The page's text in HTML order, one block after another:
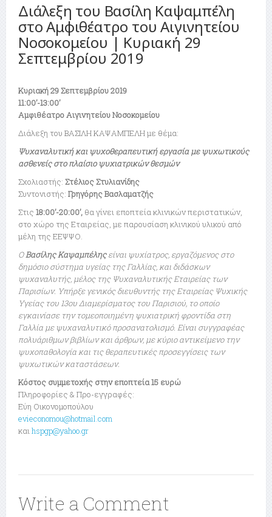
Διάλεξη του Βασίλη Καψαμπέλη
στο Αμφιθέατρο του Αιγινητείου
Νοσοκομείου | Κυριακή 29
Σεπτεμβρίου 2019
Κυριακή 29 Σεπτεμβρίου 2019
11:00’-13:00’
Αμφιθέατρο Αιγινητείου Νοσοκομείου
Διάλεξη του ΒΑΣΙΛΗ ΚΑΨΑΜΠΕΛΗ με θέμα:
Ψυχαναλυτική και ψυχοθεραπευτική εργασία με ψυχωτικούς
ασθενείς στο πλαίσιο ψυχιατρικών θεσμών
Σχολιαστής: Στέλιος Στυλιανίδης
Συντονιστής: Γρηγόρης Βασλαματζής
Στις 18:00’-20:00’, θα γίνει εποπτεία κλινικών περιστατικών,
στο χώρο της Εταιρείας, με παρουσίαση κλινικού υλικού από
μέλη της ΕΕΨΨΟ.
ΟΒασίλης Καψαμπέληςείναι ψυχίατρος, εργαζόμενος στο
δημόσιο σύστημα υγείας της Γαλλίας, και διδάσκων
ψυχαναλυτής, μέλος της Ψυχαναλυτικής Εταιρείας των
Παρισίων. Υπήρξε γενικός διευθυντής της Εταιρείας Ψυχικής
Υγείας του 13ου Διαμερίσματος του Παρισιού, το οποίο
εγκαινίασε την τομεοποιημένη ψυχιατρική φροντίδα στη
Γαλλία με ψυχαναλυτικό προσανατολισμό. Είναι συγγραφέας
πολυάριθμων βιβλίων και άρθρων, με κύριο αντικείμενο την
ψυχοπαθολογία και τις θεραπευτικές προσεγγίσεις των
ψυχωτικών καταστάσεων.
Κόστος συμμετοχής στην εποπτεία 15 ευρώ
Πληροφορίες & Προ-εγγραφές:
Εύη Οικονομοπούλου
evieconomou@hotmail.com
καιhspgp@yahoo.gr
Write a Comment